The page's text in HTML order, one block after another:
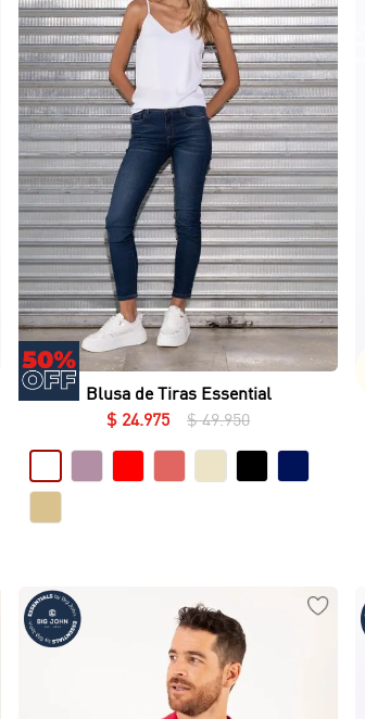
Vista rápida
Blusa de Tiras Essential
$ 24.975 $ 49.950